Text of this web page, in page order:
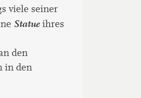
viele seiner
Statue ihres
den
in den